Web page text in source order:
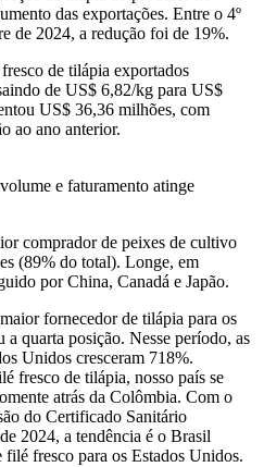
das exportações. Entre o 4º
de 2024, a redução foi de 19%.
de tilápia exportados
de US$ 6,82/kg para US$
US$ 36,36 milhões, com
ao ano anterior.
e faturamento atinge
comprador de peixes de cultivo
(89% do total). Longe, em
por China, Canadá e Japão.
fornecedor de tilápia para os
quarta posição. Nesse período, as
Unidos cresceram 718%.
fresco de tilápia, nosso país se
atrás da Colômbia. Com o
do Certificado Sanitário
2024, a tendência é o Brasil
fresco para os Estados Unidos.